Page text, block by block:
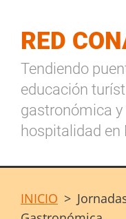
RED
Tendiendo
educación
gastronómica y
hospitalidad en
INICIO >